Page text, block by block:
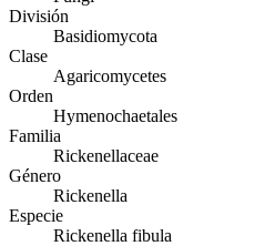
División
Basidiomycota
Clase
Agaricomycetes
Orden
Hymenochaetales
Familia
Rickenellaceae
Género
Rickenella
Especie
Rickenella fibula